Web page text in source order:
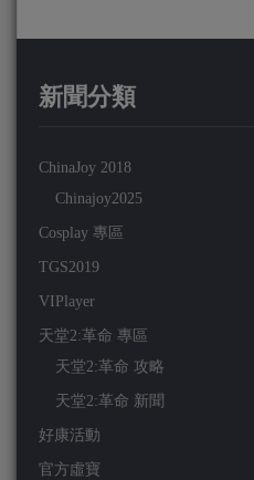
新聞分類
ChinaJoy 2018
Chinajoy2025
Cosplay 專區
TGS2019
VIPlayer
天堂2:革命 專區
天堂2:革命 攻略
天堂2:革命 新聞
好康活動
官方虛寶